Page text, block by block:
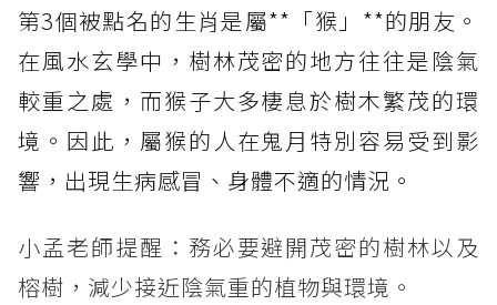
第3個被點名的生肖是屬**「猴」**的朋友。
在風水玄學中，樹林茂密的地方往往是陰氣
較重之處，而猴子大多棲息於樹木繁茂的環
境。因此，屬猴的人在鬼月特別容易受到影
響，出現生病感冒、身體不適的情況。
小孟老師提醒：務必要避開茂密的樹林以及
榕樹，減少接近陰氣重的植物與環境。